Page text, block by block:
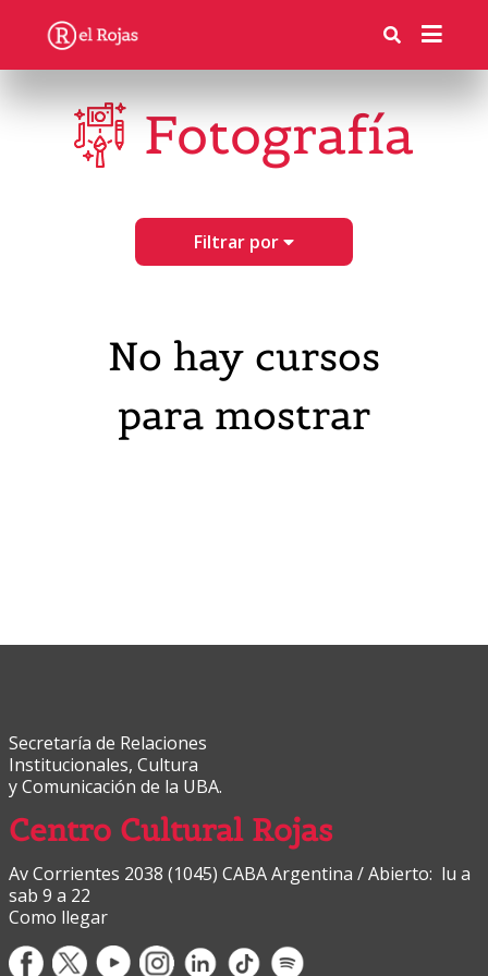
Fotografía
Filtrar por
No hay cursos
para mostrar
Secretaría de Relaciones
Institucionales, Cultura
y Comunicación de la UBA.
Centro Cultural Rojas
Av Corrientes 2038 (1045) CABA Argentina / Abierto: lu a
sab 9 a 22
Como llegar